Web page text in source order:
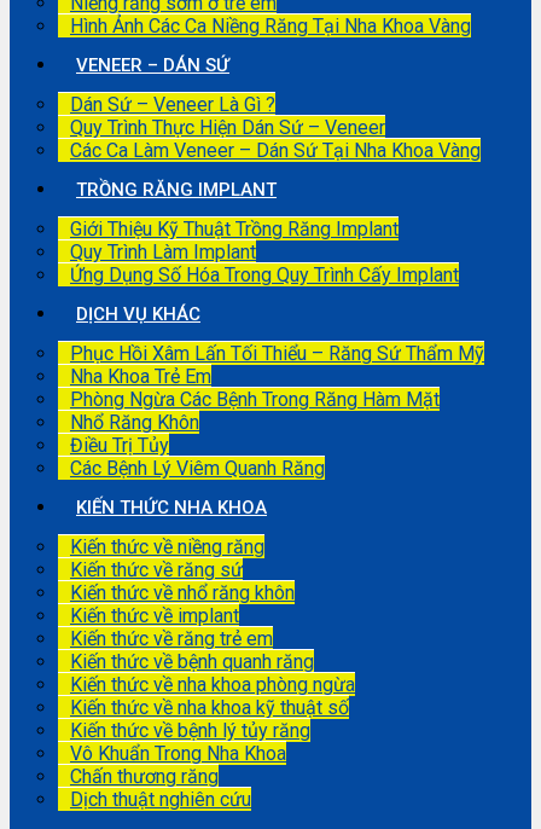
Hình Ảnh Các Ca Niềng Răng Tại Nha Khoa Vàng
VENEER – DÁN SỨ
Dán Sứ – Veneer Là Gì ?
Quy Trình Thực Hiện Dán Sứ – Veneer
Các Ca Làm Veneer – Dán Sứ Tại Nha Khoa Vàng
TRỒNG RĂNG IMPLANT
Giới Thiệu Kỹ Thuật Trồng Răng Implant
Quy Trình Làm Implant
Ứng Dụng Số Hóa Trong Quy Trình Cấy Implant
DỊCH VỤ KHÁC
Phục Hồi Xâm Lấn Tối Thiểu – Răng Sứ Thẩm Mỹ
Nha Khoa Trẻ Em
Phòng Ngừa Các Bệnh Trong Răng Hàm Mặt
Nhổ Răng Khôn
Điều Trị Tủy
Các Bệnh Lý Viêm Quanh Răng
KIẾN THỨC NHA KHOA
Kiến thức về niềng răng
Kiến thức về răng sứ
Kiến thức về nhổ răng khôn
Kiến thức về implant
Kiến thức về răng trẻ em
Kiến thức về bệnh quanh răng
Kiến thức về nha khoa phòng ngừa
Kiến thức về nha khoa kỹ thuật số
Kiến thức về bệnh lý tủy răng
Vô Khuẩn Trong Nha Khoa
Chấn thương răng
Dịch thuật nghiên cứu